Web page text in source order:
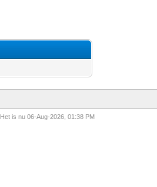
Het is nu 06-Aug-2026, 01:38 PM